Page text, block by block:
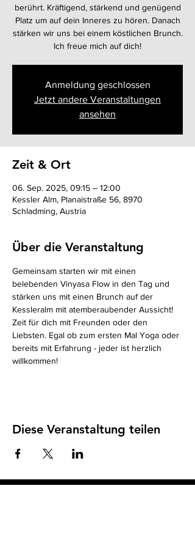
berührt. Kräftigend, stärkend und genügend
Platz um auf dein Inneres zu hören. Danach
stärken wir uns bei einem köstlichen Brunch.
Ich freue mich auf dich!
Anmeldung geschlossen
Jetzt andere Veranstaltungen
ansehen
Zeit & Ort
06. Sep. 2025, 09:15 – 12:00
Kessler Alm, Planaistraße 56, 8970
Schladming, Austria
Über die Veranstaltung
Gemeinsam starten wir mit einen
belebenden Vinyasa Flow in den Tag und
stärken uns mit einen Brunch auf der
Kessleralm mit atemberaubender Aussicht!
Zeit für dich mit Freunden oder den
Liebsten. Egal ob zum ersten Mal Yoga oder
bereits mit Erfahrung - jeder ist herzlich
willkommen!
Diese Veranstaltung teilen